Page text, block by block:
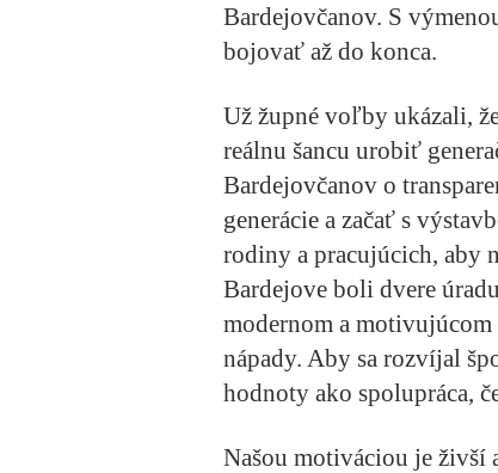
Bardejovčanov. S
bojovať až do konca.
Už župné voľby ukázali,
reálnu šancu urobiť
Bardejovčanov o
generácie a začať s
rodiny a pracujúcich, aby
Bardejove boli dvere
modernom a
nápady. Aby sa rozvíjal
hodnoty ako spolupráca,
Našou motiváciou je živší